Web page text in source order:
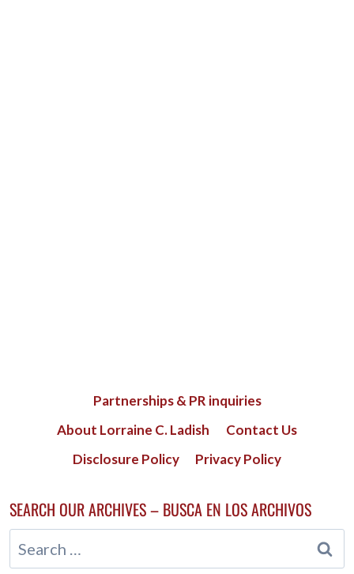
Partnerships & PR inquiries
About Lorraine C. Ladish
Contact Us
Disclosure Policy
Privacy Policy
SEARCH OUR ARCHIVES – BUSCA EN LOS ARCHIVOS
Search
for: